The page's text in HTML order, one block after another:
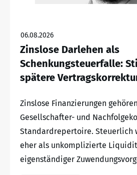
06.08.2026
Zinslose Darlehen als
Schenkungsteuerfalle:
spätere
Zinslose Finanzierungen
Gesellschafter- und
Standardrepertoire. Steuerlich
eher als unkomplizierte
eigenständiger